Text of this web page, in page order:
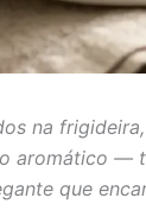
na
aromático —
que